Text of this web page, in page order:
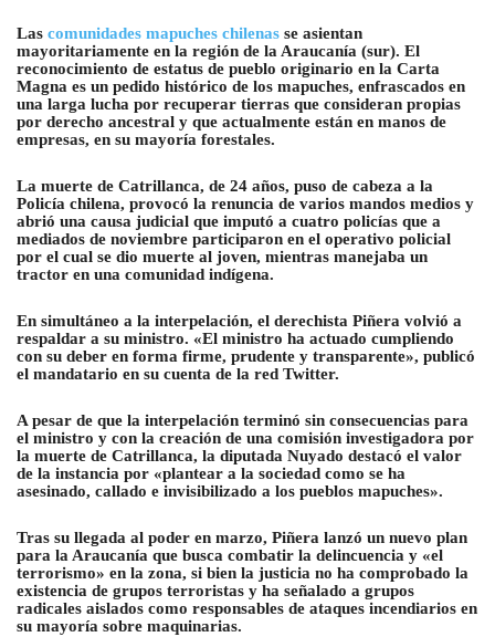
Las comunidades mapuches chilenas se asientan
mayoritariamente en la región de la Araucanía (sur). El
reconocimiento de estatus de pueblo originario en la Carta
Magna es un pedido histórico de los mapuches, enfrascados en
una larga lucha por recuperar tierras que consideran propias
por derecho ancestral y que actualmente están en manos de
empresas, en su mayoría forestales.
La muerte de Catrillanca, de 24 años, puso de cabeza a la
Policía chilena, provocó la renuncia de varios mandos medios y
abrió una causa judicial que imputó a cuatro policías que a
mediados de noviembre participaron en el operativo policial
por el cual se dio muerte al joven, mientras manejaba un
tractor en una comunidad indígena.
En simultáneo a la interpelación, el derechista Piñera volvió a
respaldar a su ministro. «El ministro ha actuado cumpliendo
con su deber en forma firme, prudente y transparente», publicó
el mandatario en su cuenta de la red Twitter.
A pesar de que la interpelación terminó sin consecuencias para
el ministro y con la creación de una comisión investigadora por
la muerte de Catrillanca, la diputada Nuyado destacó el valor
de la instancia por «plantear a la sociedad como se ha
asesinado, callado e invisibilizado a los pueblos mapuches».
Tras su llegada al poder en marzo, Piñera lanzó un nuevo plan
para la Araucanía que busca combatir la delincuencia y «el
terrorismo» en la zona, si bien la justicia no ha comprobado la
existencia de grupos terroristas y ha señalado a grupos
radicales aislados como responsables de ataques incendiarios en
su mayoría sobre maquinarias.